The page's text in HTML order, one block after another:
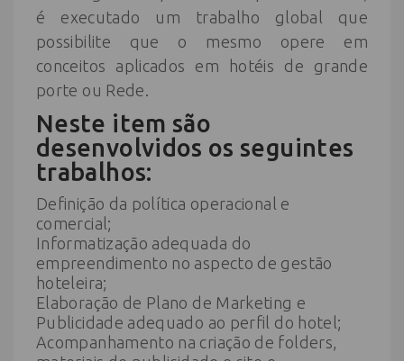
é executado um trabalho global que
possibilite que o mesmo opere em
conceitos aplicados em hotéis de grande
porte ou Rede.
Neste item são
desenvolvidos os seguintes
trabalhos:
Definição da política operacional e
comercial;
Informatização adequada do
empreendimento no aspecto de gestão
hoteleira;
Elaboração de Plano de Marketing e
Publicidade adequado ao perfil do hotel;
Acompanhamento na criação de folders,